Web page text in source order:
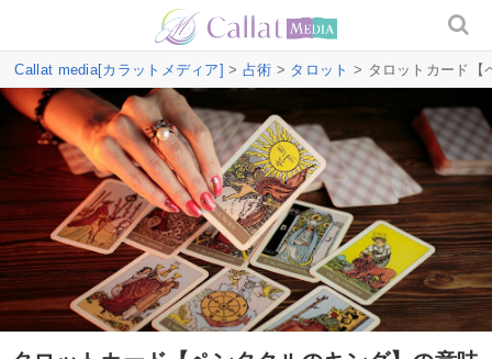
Callat media[カラットメディア] > 占術 > タロット > タロットカード【